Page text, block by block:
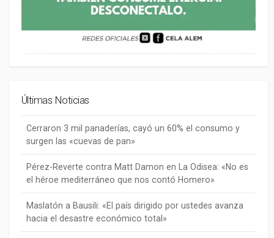
Últimas Noticias
Cerraron 3 mil panaderías, cayó un 60% el consumo y
surgen las «cuevas de pan»
Pérez-Reverte contra Matt Damon en La Odisea: «No es
el héroe mediterráneo que nos contó Homero»
Maslatón a Bausili: «El país dirigido por ustedes avanza
hacia el desastre económico total»